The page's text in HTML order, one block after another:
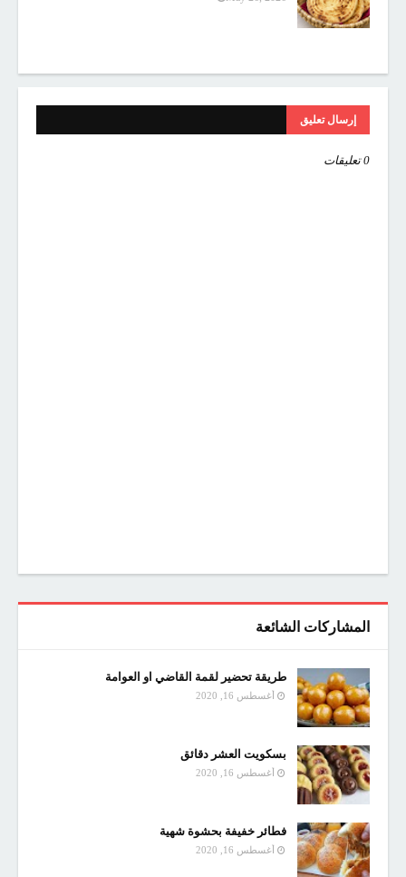
إرسال تعليق
0 تعليقات
المشاركات الشائعة
طريقة تحضير لقمة القاضي او العوامة
أغسطس 16, 2020
بسكويت العشر دقائق
أغسطس 16, 2020
فطائر خفيفة بحشوة شهية
أغسطس 16, 2020